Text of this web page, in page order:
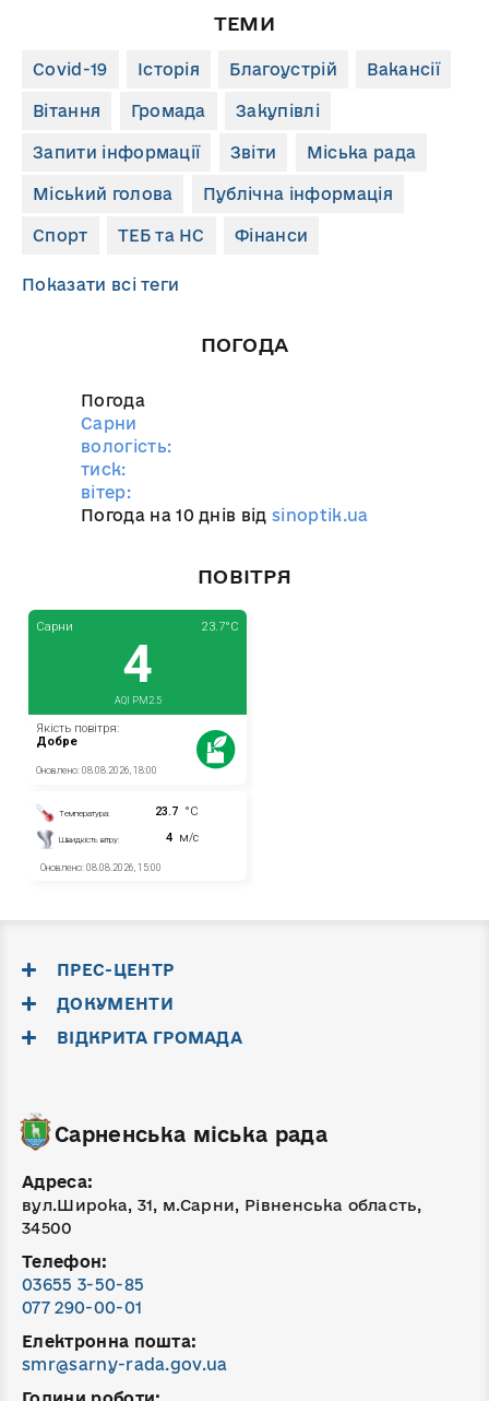
ТЕМИ
Covid-19 Історія Благоустрій Вакансії
Вітання Громада Закупівлі
Запити інформації Звіти Міська рада
Міський голова Публічна інформація
Спорт ТЕБ та НС Фінанси
Показати всі теги
ПОГОДА
Погода
Сарни
вологість:
тиск:
вітер:
Погода на 10 днів відsinoptik.ua
ПОВІТРЯ
ПРЕС-ЦЕНТР
ДОКУМЕНТИ
ВІДКРИТА ГРОМАДА
Сарненська міська рада
Адреса:
вул.Широка, 31, м.Сарни, Рівненська область,
34500
Телефон:
03655 3-50-85
077 290-00-01
Електронна пошта:
smr@sarny-rada.gov.ua